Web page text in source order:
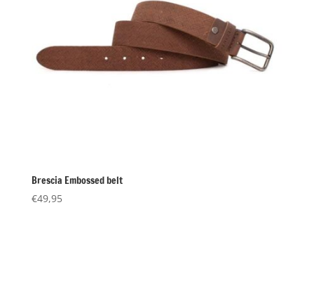
Brescia Embossed belt
€49,95